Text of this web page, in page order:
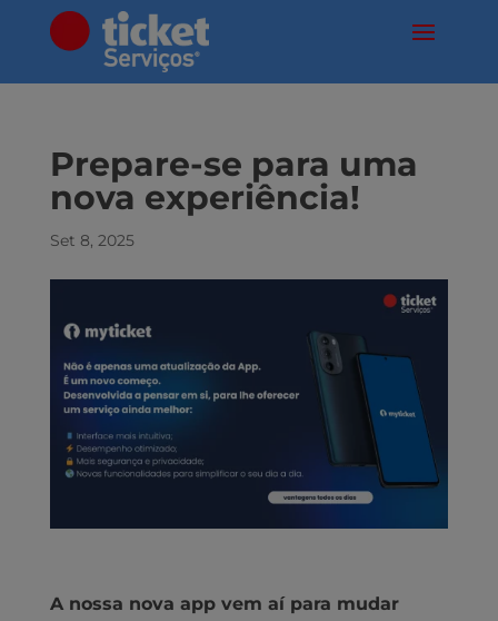
Prepare-se para uma
nova experiência!
Set 8, 2025
A nossa nova app vem aí para mudar